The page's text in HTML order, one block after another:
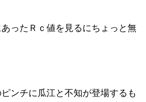
ったＲｃ値を見るにちょっと無
ンチに瓜江と不知が登場するも